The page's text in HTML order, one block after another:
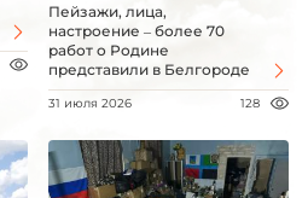
Пейзажи, лица,
настроение – более 70
работ о Родине
представили в Белгороде
31 июля 2026 128